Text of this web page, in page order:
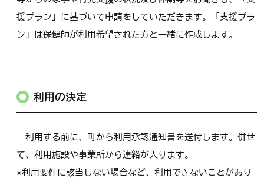
援プラン」に基づいて申請をしていただきます。「支援プラ
ン」は保健師が利用希望された方と一緒に作成します。
利用の決定
利用する前に、町から利用承認通知書を送付します。併せ
て、利用施設や事業所から連絡が入ります。
※利用要件に該当しない場合など、利用できないことがあり